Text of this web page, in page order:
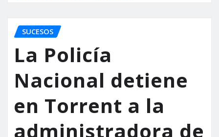
SUCESOS
La Policía
Nacional detiene
en Torrent a la
administradora de